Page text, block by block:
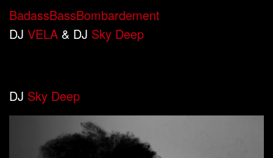
BadassBassBombardement
DJ VELA & DJ Sky Deep
DJ Sky Deep